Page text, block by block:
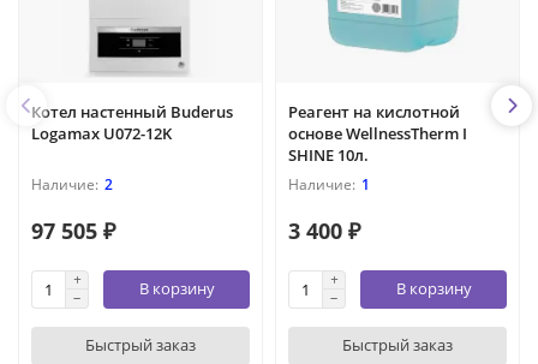
Котел настенный Buderus
Logamax U072-12K
2
97 505 ₽
В корзину
Быстрый заказ
Реагент на кислотной
основе WellnessTherm I
SHINE 10л.
1
3 400 ₽
В корзину
Быстрый заказ